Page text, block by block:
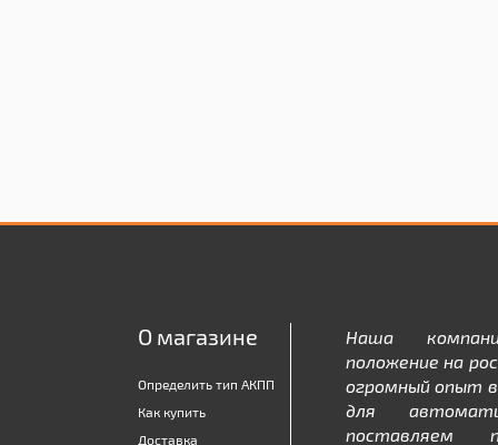
О магазине
Определить тип АКПП
Как купить
Доставка
Наша
положение на
огромный опыт
для
поставляем